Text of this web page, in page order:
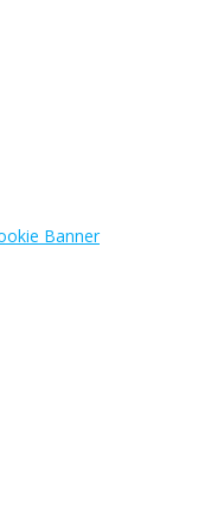
Banner